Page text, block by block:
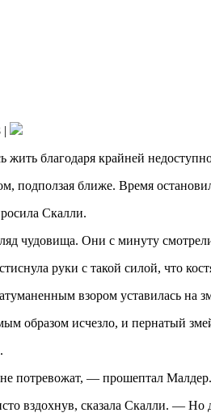
|
благода­ря крайней
подпол­зая ближе. Время
Скалли.
чудови­ща. Они с минуту
руки с такой силой, что
взором уставилась на
обра­зом исчезло, и пернатый
потрево­жат, — прошептал Малдер.
вздох­нув, сказала Скалли. — Но